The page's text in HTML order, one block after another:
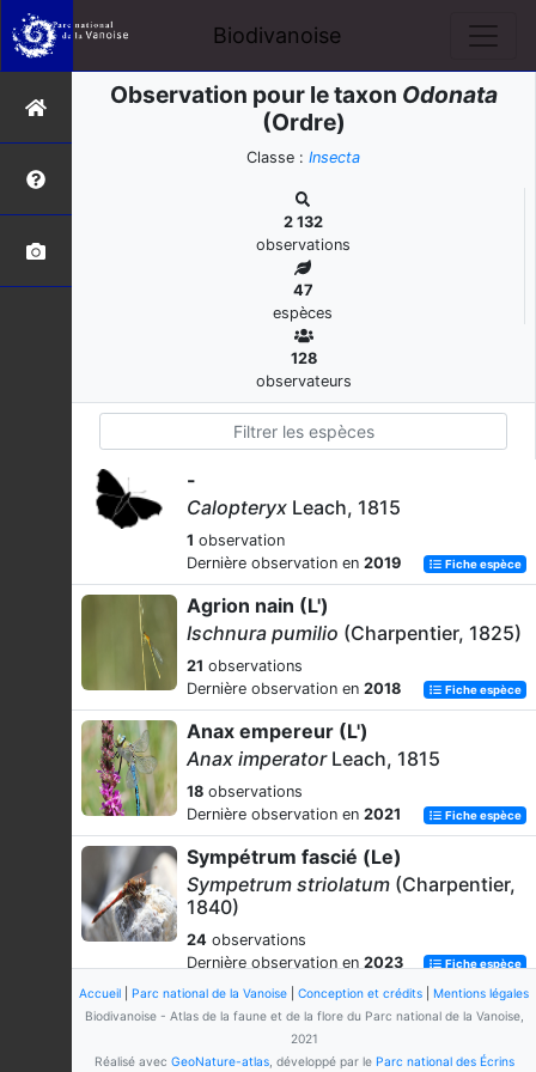
Biodivanoise
Observation pour le taxon Odonata
(Ordre)
Classe : Insecta
2 132
observations
47
espèces
128
observateurs
-
Calopteryx Leach, 1815
1 observation
Dernière observation en 2019 Fiche espèce
Agrion nain (L')
Ischnura pumilio (Charpentier, 1825)
21 observations
Dernière observation en 2018 Fiche espèce
Anax empereur (L')
Anax imperatorLeach, 1815
18 observations
Dernière observation en 2021 Fiche espèce
Sympétrum fascié (Le)
Sympetrum striolatum (Charpentier,
1840)
24 observations
Dernière observation en 2023 Fiche espèce
-
SomatochloraSelys, 1871
12observations
Accueil Parc national de la Vanoise Conception et crédits
Mentions légales
Biodivanoise - Atlas de la faune et de la flore du Parc national de la Vanoise,
2021
Réalisé avec GeoNature-atlas, développé par le Parc national des Écrins